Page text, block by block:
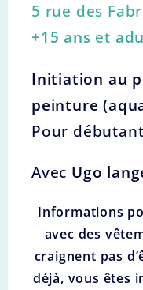
5 rue des
+15 ans et
Initiation au
peinture
Pour
Avec Ugo
Informations
avec des
craignent pas
déjà, vous êtes